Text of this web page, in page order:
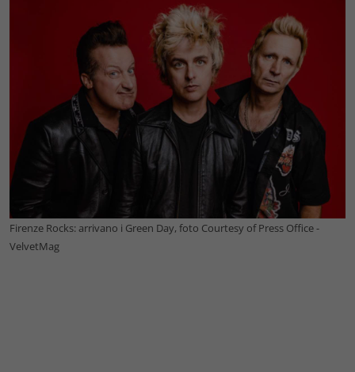
Firenze Rocks: arrivano i Green Day, foto Courtesy of Press Office -
VelvetMag